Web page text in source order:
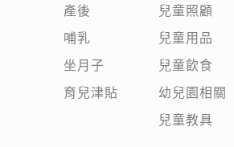
產後
哺乳
坐月子
育兒津貼
兒童照顧
兒童用品
兒童飲食
幼兒園相關
兒童教具